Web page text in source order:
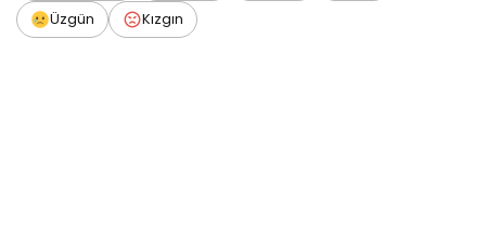
Üzgün Kızgın